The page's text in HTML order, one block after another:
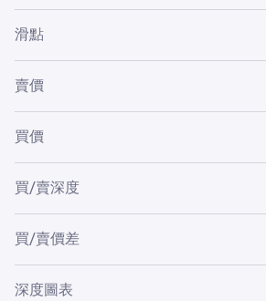
訂單簿是未成交的買入和賣出限價單列
最佳可得價格成交市價單。
Kraken 採用中央限價單簿 (CLOB) 形
示例如下：
滑點
滑點是指預期交易成本的價格與交易執
差異。這可能是由於市價單下單後，價
期間發生變化所致。當訂單量足夠大
時，也會發生滑點。為保護您免受大幅
證價格確認視窗。例如，使用上述訂單
市價買入 1.645 BTC，市場價格將顯示
但實際支付的平均價格將為 3,156.96
賣價
訂單簿賣方列出的訂單。
買價
訂單簿買方列出的訂單。
買/賣深度
買/賣深度代表在特定價格的買入和賣
價格的買盤深度是指，當前在該價格或
單累積量，而給定價格的賣盤深度則是
更低價格上的賣出訂單累積量。
買/賣價差
訂單簿上最高買價和最低賣價之間的價
深度圖表